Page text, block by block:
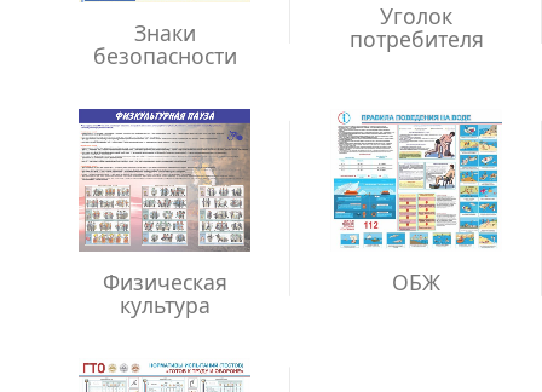
Знаки
безопасности
Уголок
потребителя
Физическая
культура
ОБЖ